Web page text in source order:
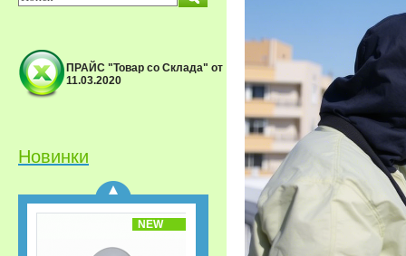
ПРАЙС "Товар со Склада" от
11.03.2020
Новинки
Спутниковый
Сверхвыгодная
рассрочка!»
NEW